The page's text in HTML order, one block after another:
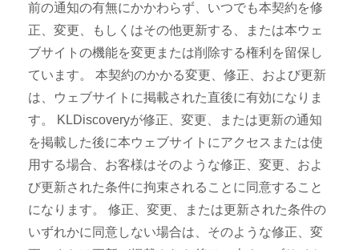
前の通知の有無にかかわらず、いつでも本契約を修
正、変更、もしくはその他更新する、または本ウェ
ブサイトの機能を変更または削除する権利を留保し
ています。 本契約のかかる変更、修正、および更新
は、ウェブサイトに掲載された直後に有効になりま
す。 KLDiscoveryが修正、変更、または更新の通知
を掲載した後に本ウェブサイトにアクセスまたは使
用する場合、お客様はそのような修正、変更、およ
び更新された条件に拘束されることに同意すること
になります。 修正、変更、または更新された条件の
いずれかに同意しない場合は、そのような修正、変